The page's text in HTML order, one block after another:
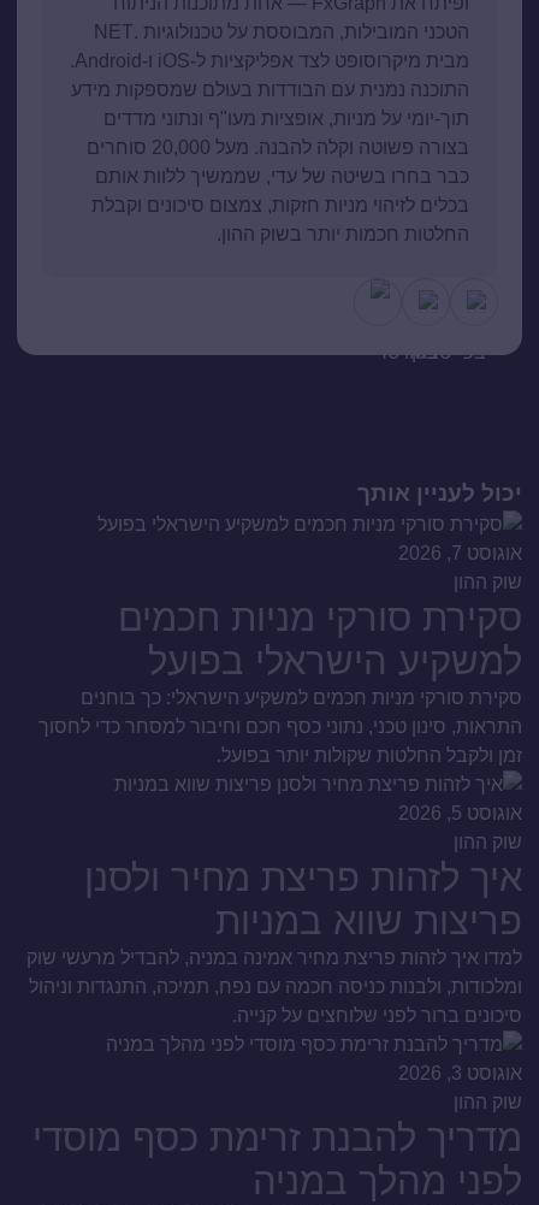
הטכני המובילות, המבוססת על טכנולוגיות .NET
מבית מיקרוסופט לצד אפליקציות ל-iOS ו-Android.
התוכנה נמנית עם הבודדות בעולם שמספקות מידע
תוך-יומי על מניות, אופציות מעו"ף ונתוני מדדים
בצורה פשוטה וקלה להבנה. מעל 20,000 סוחרים
כבר בחרו בשיטה של עדי, שממשיך ללוות אותם
בכלים לזיהוי מניות חזקות, צמצום סיכונים וקבלת
החלטות חכמות יותר בשוק ההון.
יכול לעניין אותך
אוגוסט 7, 2026
שוק ההון
סקירת סורקי מניות חכמים
למשקיע הישראלי בפועל
סקירת סורקי מניות חכמים למשקיע הישראלי: כך בוחנים
התראות, סינון טכני, נתוני כסף חכם וחיבור למסחר כדי לחסוך
זמן ולקבל החלטות שקולות יותר בפועל.
אוגוסט 5, 2026
שוק ההון
איך לזהות פריצת מחיר ולסנן
פריצות שווא במניות
למדו איך לזהות פריצת מחיר אמינה במניה, להבדיל מרעשי שוק
ומלכודות, ולבנות כניסה חכמה עם נפח, תמיכה, התנגדות וניהול
סיכונים ברור לפני שלוחצים על קנייה.
אוגוסט 3, 2026
שוק ההון
מדריך להבנת זרימת כסף מוסדי
לפני מהלך במניה